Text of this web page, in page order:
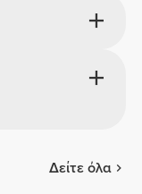
Δείτε όλα